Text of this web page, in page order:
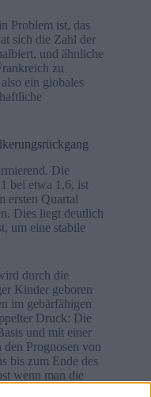
Problem ist, das
sich die Zahl der
und ähnliche
zu
ein globales
Die
bei etwa 1,6, ist
ersten Quartal
Dies liegt deutlich
um eine stabile
durch die
Kinder geboren
im gebärfähigen
Druck: Die
und mit einer
den Prognosen von
bis zum Ende des
wenn man die